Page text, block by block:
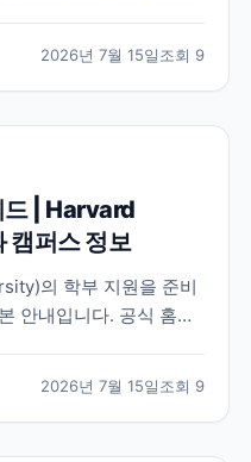
2026년 7월 15일조회 9
드 | Harvard
퍼스 정보
의 학부 지원을 준비
안내입니다. 공식 홈페
2026년 7월 15일조회 9